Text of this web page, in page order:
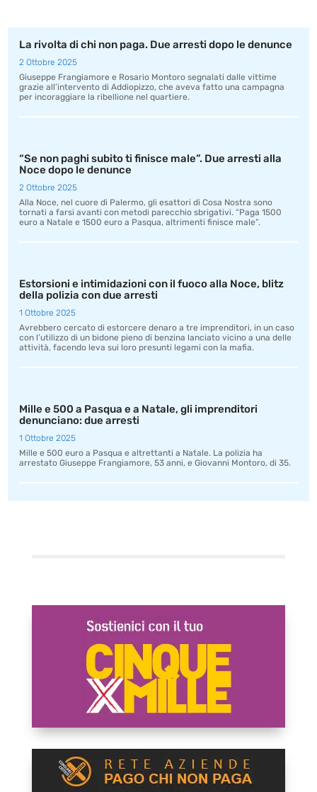
La rivolta di chi non paga. Due arresti dopo le denunce
2 Ottobre 2025
Giuseppe Frangiamore e Rosario Montoro segnalati dalle vittime
grazie all’intervento di Addiopizzo, che aveva fatto una campagna
per incoraggiare la ribellione nel quartiere.
“Se non paghi subito ti finisce male”. Due arresti alla
Noce dopo le denunce
2 Ottobre 2025
Alla Noce, nel cuore di Palermo, gli esattori di Cosa Nostra sono
tornati a farsi avanti con metodi parecchio sbrigativi. “Paga 1500
euro a Natale e 1500 euro a Pasqua, altrimenti finisce male”.
Estorsioni e intimidazioni con il fuoco alla Noce, blitz
della polizia con due arresti
1 Ottobre 2025
Avrebbero cercato di estorcere denaro a tre imprenditori, in un caso
con l’utilizzo di un bidone pieno di benzina lanciato vicino a una delle
attività, facendo leva sui loro presunti legami con la mafia.
Mille e 500 a Pasqua e a Natale, gli imprenditori
denunciano: due arresti
1 Ottobre 2025
Mille e 500 euro a Pasqua e altrettanti a Natale. La polizia ha
arrestato Giuseppe Frangiamore, 53 anni, e Giovanni Montoro, di 35.